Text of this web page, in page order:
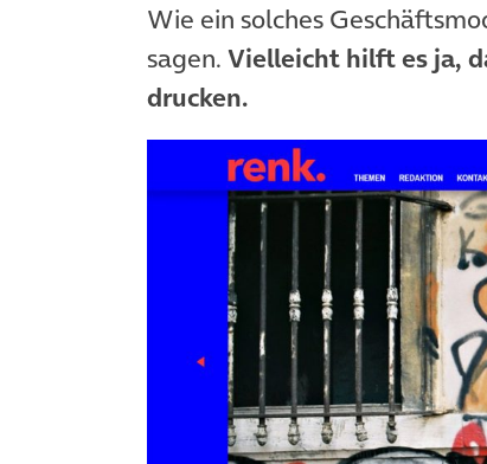
Wie ein solches
sagen. Vielleicht hilft es ja,
drucken.